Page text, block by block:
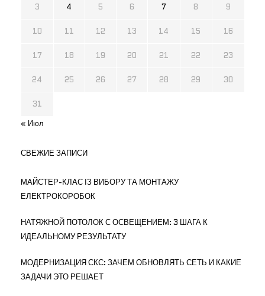
3 4 5 6 7 8 9
10 11 12 13 14 15 16
17 18 19 20 21 22 23
24 25 26 27 28 29 30
31
« Июл
СВЕЖИЕ ЗАПИСИ
МАЙСТЕР-КЛАС ІЗ ВИБОРУ ТА МОНТАЖУ
ЕЛЕКТРОКОРОБОК
НАТЯЖНОЙ ПОТОЛОК С ОСВЕЩЕНИЕМ: 3 ШАГА К
ИДЕАЛЬНОМУ РЕЗУЛЬТАТУ
МОДЕРНИЗАЦИЯ СКС: ЗАЧЕМ ОБНОВЛЯТЬ СЕТЬ И КАКИЕ
ЗАДАЧИ ЭТО РЕШАЕТ